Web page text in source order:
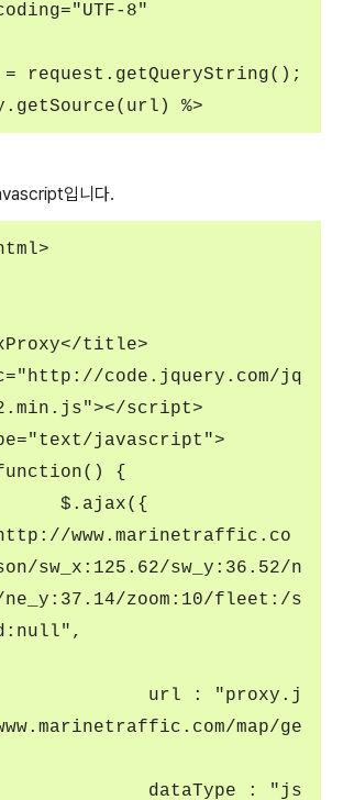
="UTF-8"
request.getQueryString();
%>
입니다.
title>
code.jquery.com/jq
script>
javascript">
{
$.ajax({
www.marinetraffic.co
sw_x:125.62/sw_y:36.52/n
ne_y:37.14/zoom:10/fleet:/s
url : "proxy.j
map/ge
dataType : "js